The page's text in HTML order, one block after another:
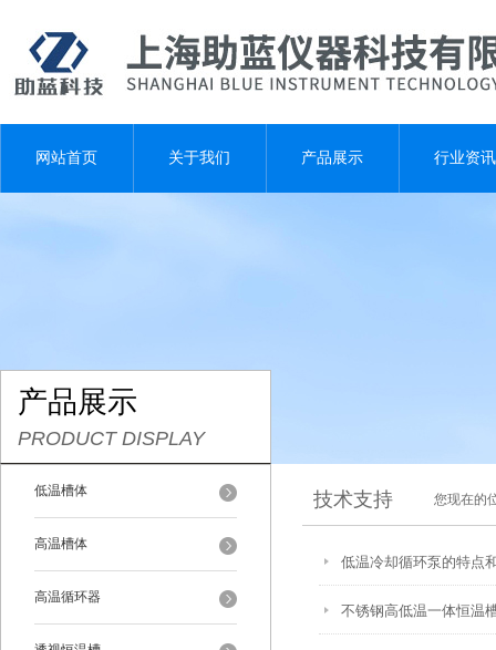
网站首页 关于我们 产品展示 行业资讯
产品展示
PRODUCT DISPLAY
低温槽体
高温槽体
高温循环器
技术支持 您现在的
低温冷却循环泵的特点
不锈钢高低温一体恒温